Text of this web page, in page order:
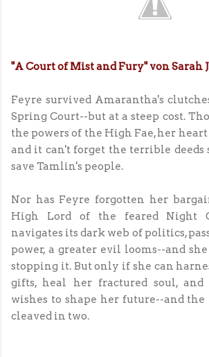
"A Court of Mist and Fury" von Sarah
Feyre survived Amarantha's
Spring Court--but at a steep cost.
the powers of the High Fae, her
and it can't forget the terrible deeds
save Tamlin's people.
Nor has Feyre forgotten her
High Lord of the feared Night
navigates its dark web of politics,
power, a greater evil looms--and
stopping it. But only if she can
gifts, heal her fractured soul, and
wishes to shape her future--and
cleaved in two.